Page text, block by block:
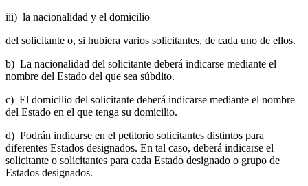
iii) la nacionalidad y el domicilio
del solicitante o, si hubiera varios solicitantes, de cada uno de ellos.
b) La nacionalidad del solicitante deberá indicarse mediante el
nombre del Estado del que sea súbdito.
c) El domicilio del solicitante deberá indicarse mediante el nombre
del Estado en el que tenga su domicilio.
d) Podrán indicarse en el petitorio solicitantes distintos para
diferentes Estados designados. En tal caso, deberá indicarse el
solicitante o solicitantes para cada Estado designado o grupo de
Estados designados.